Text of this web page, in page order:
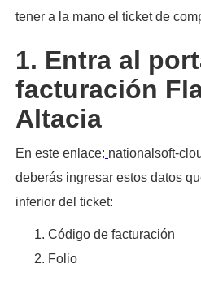
tener a la mano el ticket de
1. Entra al
facturación
Altacia
En este enlace: nationalsoft-
deberás ingresar estos datos
inferior del ticket:
Código de facturación
Folio